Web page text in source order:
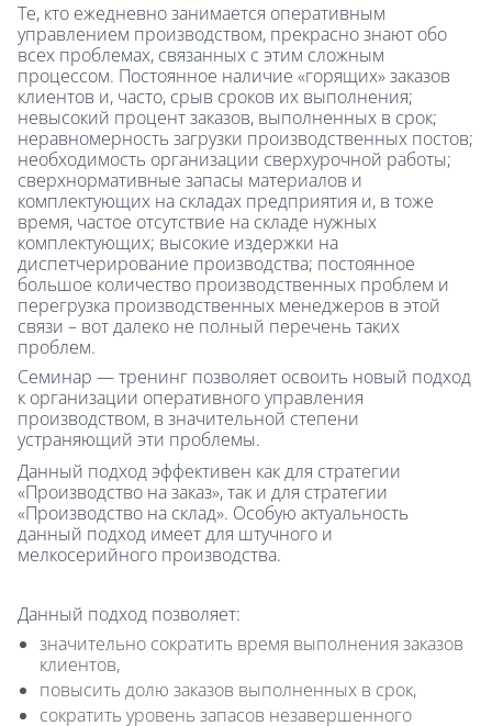
Те, кто ежедневно занимается оперативным
управлением производством, прекрасно знают обо
всех проблемах, связанных с этим сложным
процессом. Постоянное наличие «горящих» заказов
клиентов и, часто, срыв сроков их выполнения;
невысокий процент заказов, выполненных в срок;
неравномерность загрузки производственных постов;
необходимость организации сверхурочной работы;
сверхнормативные запасы материалов и
комплектующих на складах предприятия и, в тоже
время, частое отсутствие на складе нужных
комплектующих; высокие издержки на
диспетчерирование производства; постоянное
большое количество производственных проблем и
перегрузка производственных менеджеров в этой
связи – вот далеко не полный перечень таких
проблем.
Семинар — тренинг позволяет освоить новый подход
к организации оперативного управления
производством, в значительной степени
устраняющий эти проблемы.
Данный подход эффективен как для стратегии
«Производство на заказ», так и для стратегии
«Производство на склад». Особую актуальность
данный подход имеет для штучного и
мелкосерийного производства.
Данный подход позволяет:
значительно сократить время выполнения заказов
клиентов,
повысить долю заказов выполненных в срок,
сократить уровень запасов незавершенного